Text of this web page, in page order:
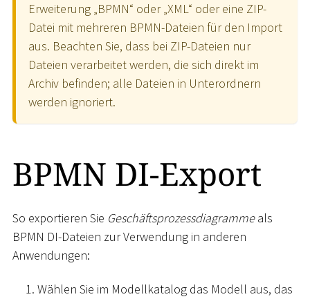
Erweiterung „BPMN“ oder „XML“ oder eine ZIP-
Datei mit mehreren BPMN-Dateien für den Import
aus. Beachten Sie, dass bei ZIP-Dateien nur
Dateien verarbeitet werden, die sich direkt im
Archiv befinden; alle Dateien in Unterordnern
werden ignoriert.
BPMN DI-Export
So exportieren Sie Geschäftsprozessdiagrammeals
BPMN DI-Dateien zur Verwendung in anderen
Anwendungen:
Wählen Sie im Modellkatalog das Modell aus, das